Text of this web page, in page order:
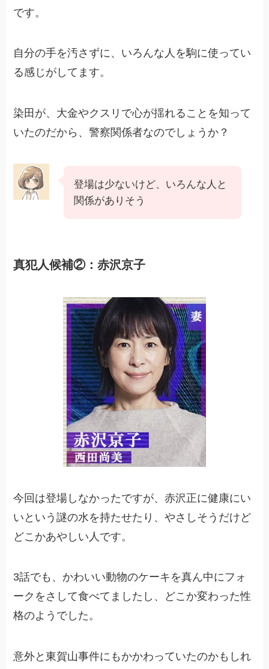
です。
自分の手を汚さずに、いろんな人を駒に使ってい
る感じがしてます。
染田が、大金やクスリで心が揺れることを知って
いたのだから、警察関係者なのでしょうか？
登場は少ないけど、いろんな人と
関係がありそう
真犯人候補②：赤沢京子
今回は登場しなかったですが、赤沢正に健康にい
いという謎の水を持たせたり、やさしそうだけど
どこかあやしい人です。
3話でも、かわいい動物のケーキを真ん中にフォ
ークをさして食べてましたし、どこか変わった性
格のようでした。
意外と東賀山事件にもかかわっていたのかもしれ